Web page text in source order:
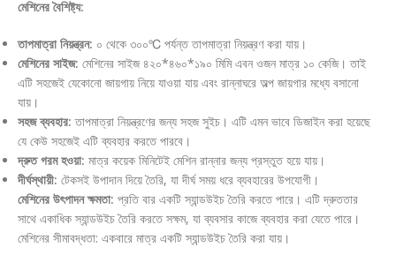
মেশিনের বৈশিষ্ট্য:
তাপমাত্রা নিয়ন্ত্রন: ০ থেকে ৩০০℃ পর্যন্ত তাপমাত্রা নিয়ন্ত্রণ করা যায়।
মেশিনের সাইজ: মেশিনের সাইজ ৪২০*৪৬০*১৯০ মিমি এবন ওজন মাত্র ১০ কেজি। তাই
এটি সহজেই যেকোনো জায়গায় নিয়ে যাওয়া যায় এবং রান্নাঘরে অল্প জায়গার মধ্যে বসানো
যায়।
সহজ ব্যবহার: তাপমাত্রা নিয়ন্ত্রণের জন্য সহজ সুইচ। এটি এমন ভাবে ডিজাইন করা হয়েছে
যে কেউ সহজেই এটি ব্যবহার করতে পারবে।
দ্রুত গরম হওয়া: মাত্র কয়েক মিনিটেই মেশিন রান্নার জন্য প্রস্তুত হয়ে যায়।
দীর্ঘস্থায়ী: টেকসই উপাদান দিয়ে তৈরি, যা দীর্ঘ সময় ধরে ব্যবহারের উপযোগী।
মেশিনের উৎপাদন ক্ষমতা: প্রতি বার একটি স্যান্ডউইচ তৈরি করতে পারে। এটি দ্রুততার
সাথে একাধিক স্যান্ডউইচ তৈরি করতে সক্ষম, যা ব্যবসার কাজে ব্যবহার করা যেতে পারে।
মেশিনের সীমাবদ্ধতা: একবারে মাত্র একটি স্যান্ডউইচ তৈরি করা যায়।